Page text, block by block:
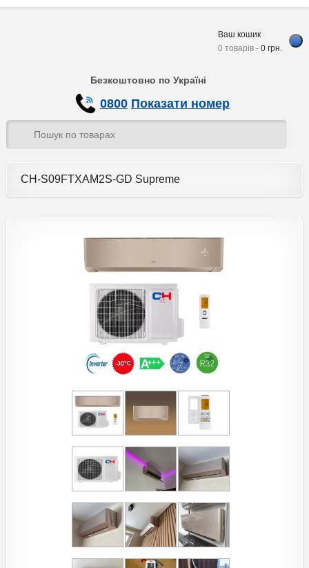
Ваш кошик
0 товарів -0 грн.
Безкоштовно по Україні
0800 Показати номер
CH-S09FTXAM2S-GD Supreme